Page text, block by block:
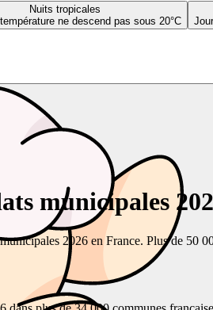
Nuits tropicales
ne descend pas sous 20°C
municipales
2026 en France. Plus de 50